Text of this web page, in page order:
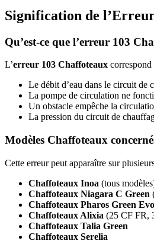
Signification de
Qu’est-ce que l’erreur 103
L’erreur 103 Chaffoteaux
Le débit d’eau dans le circuit de
La pompe de circulation ne
Un obstacle empêche la
La pression du circuit de
Modèles Chaffoteaux
Cette erreur peut apparaître sur
Chaffoteaux Inoa (tous
Chaffoteaux Niagara C Green
Chaffoteaux Pharos Green Evo
Chaffoteaux Alixia (25 CF FR,
Chaffoteaux Talia Green
Chaffoteaux Serelia